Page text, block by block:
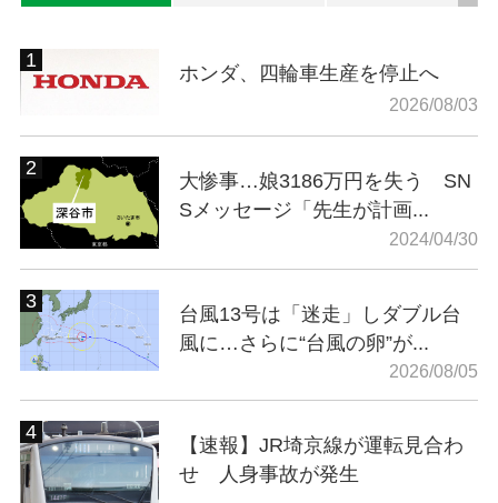
ホンダ、四輪車生産を停止へ
2026/08/03
大惨事…娘3186万円を失う SN
Sメッセージ「先生が計画...
2024/04/30
台風13号は「迷走」しダブル台
風に…さらに“台風の卵”が...
2026/08/05
【速報】JR埼京線が運転見合わ
せ 人身事故が発生